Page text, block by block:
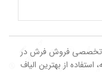
تخصصی فروش فرش در
تنوع محصولات، ضمانت ۲۴ ماهه، استفاده از بهترین الیاف